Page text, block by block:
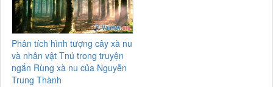
Phân tích hình tượng cây xà nu
và nhân vật Tnú trong truyện
ngắn Rùng xà nu của Nguyễn
Trung Thành